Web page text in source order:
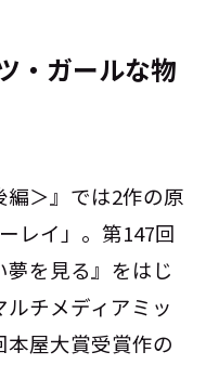
・ガールな物
編＞』では2作の原
レイ」。第147回
を見る』をはじ
チメディアミッ
本屋大賞受賞作の